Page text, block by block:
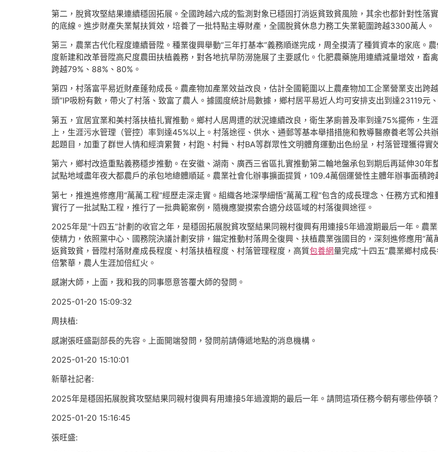
第二，脫貧攻堅結果連續穩固拓展。全國跨越六成的監測對象已穩固打消返貧致貧風險，其余也都針對性落
的底線。進步財產失業幫扶質效，培養了一批特點主導財產，全國脫貧休息力務工失業範圍跨越3300萬人。
第三，農業古代化程度連續晉陞。種業復興舉動“三年打基本”義務順遂完成，周全摸清了種質資本的家底。
度新建和改革晉陞高尺度農田扶植義務，對各地抗旱防澇施展了主要感化。化肥農藥施用連續減量增效，畜
跨越79%、88%、80%。
第四，村落富平易近財產蓬勃成長。農產物加產業效益改良，估計全國範圍以上農產物加工企業營業支出跨
頭”IP吸粉有數，帶火了村落、致富了農人。據國度統計局數據，鄉村居平易近人均可安排支出到達23119元
第五，宜居宜業和美村落扶植扎實推動。鄉村人居周遭的狀況連續改良，衛生茅廁普及率到達75%擺佈，生
上，生涯污水管理（管控）率到達45%以上。村落途徑、供水、通郵等基本舉措措施和教導醫療養老等公共
起題目，加重了群世人情和經濟累贅，村跑、村舞、村BA等群眾性文明體育運動出色紛呈，村落管理獲得實
第六，鄉村改造重點義務穩步推動。在安徽、湖南、廣西三省區扎實推動第二輪地盤承包到期后再延伸30年
試點地域盡年夜大都農戶的承包地總體順延。農業社會化辦事擴面提質，109.4萬個運營性主體年辦事面積
第七，推進進修應用“萬萬工程”經歷走深走實。組織各地深學細悟“萬萬工程”包含的成長理念、任務方式和
實行了一批試點工程，推行了一批典範案例，隨機應變摸索合適分歧區域的村落復興途徑。
2025年是“十四五”計劃的收官之年，是穩固拓展脫貧攻堅結果同親村復興有用連接5年過渡期最后一年。農
使精力，依照黨中心、國務院決議計劃安排，錨定推動村落周全復興、扶植農業強國目的，深刻進修應用“
返貧致貧，晉陞村落財產成長程度、村落扶植程度、村落管理程度，高質包養網量完成“十四五”農業鄉村成
倍繁華，農人生涯加倍紅火。
感謝大師，上面，我和我的同事愿意答覆大師的發問。
2025-01-20 15:09:32
周扶植:
感謝張旺盛副部長的先容。上面開端發問，發問前請傳遞地點的消息機構。
2025-01-20 15:10:01
新華社記者:
2025年是穩固拓展脫貧攻堅結果同親村復興有用連接5年過渡期的最后一年。請問這項任務今朝有哪些停頓
2025-01-20 15:16:45
張旺盛: